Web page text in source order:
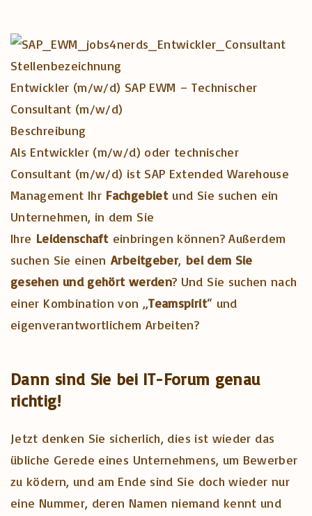
Stellenbezeichnung
Entwickler (m/w/d) SAP EWM – Technischer
Consultant (m/w/d)
Beschreibung
Als Entwickler (m/w/d) oder technischer
Consultant (m/w/d) ist SAP Extended Warehouse
Management Ihr Fachgebietund Sie suchen ein
Unternehmen, in dem Sie
Ihre Leidenschafteinbringen können? Außerdem
suchen Sie einenArbeitgeber, bei dem Sie
gesehen und gehört werden? Und Sie suchen nach
einer Kombination von „Teamspirit“ und
eigenverantwortlichem Arbeiten?
Dann sind Sie bei IT-Forum genau
richtig!
Jetzt denken Sie sicherlich, dies ist wieder das
übliche Gerede eines Unternehmens, um Bewerber
zu ködern, und am Ende sind Sie doch wieder nur
eine Nummer, deren Namen niemand kennt und